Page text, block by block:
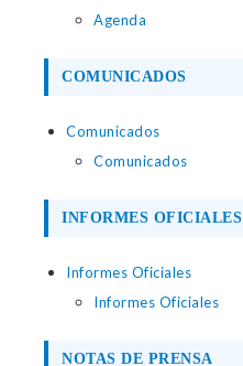
Agenda
COMUNICADOS
Comunicados
Comunicados
INFORMES OFICIALES
Informes Oficiales
Informes Oficiales
NOTAS DE PRENSA